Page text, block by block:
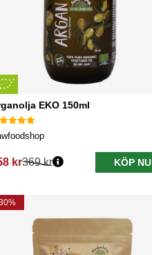
EKO 150ml
kr pris:
369 kr KÖP NU